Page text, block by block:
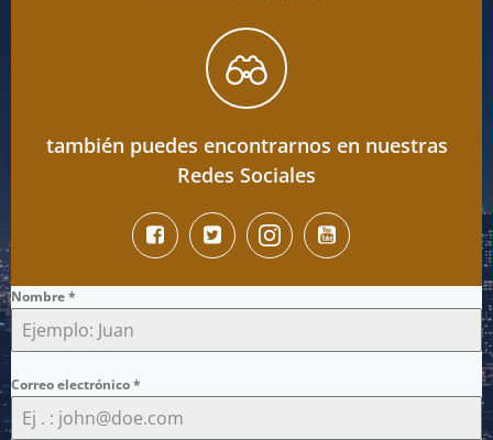
también puedes encontrarnos en nuestras
Redes Sociales
Nombre*
Correo electrónico*